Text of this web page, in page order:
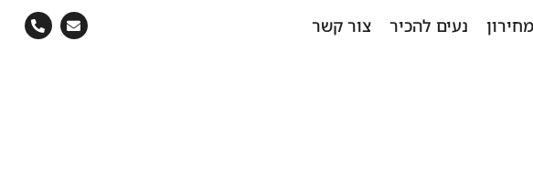
מחירון נעים להכיר צור קשר